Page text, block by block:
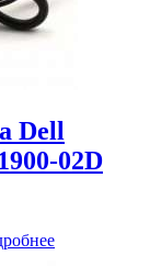
Dell
02D